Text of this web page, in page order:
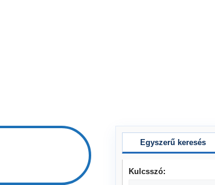
Egyszerű keresés
Kulcsszó: